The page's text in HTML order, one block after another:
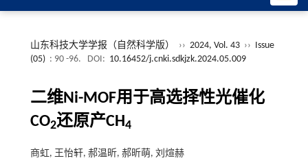
山东科技大学学报（自然科学版） ›› 2024, Vol. 43 ›› Issue
(05) : 90 -96. DOI: 10.16452/j.cnki.sdkjzk.2024.05.009
二维Ni-MOF用于高选择性光催化
CO2还原产CH 4
商虹, 王怡轩, 郝温昕, 郝昕萌, 刘煊赫